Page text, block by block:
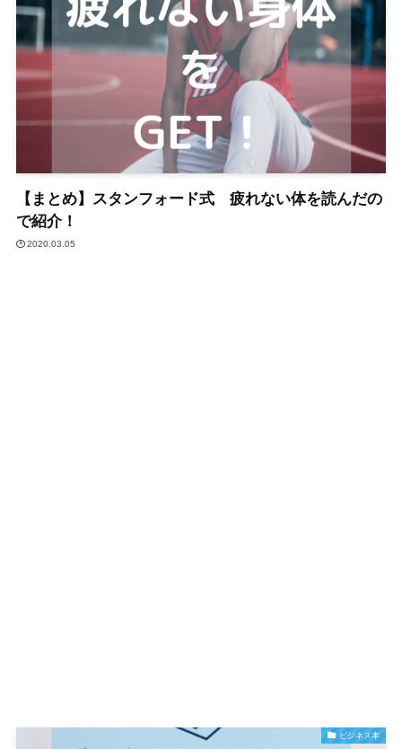
【まとめ】スタンフォード式 疲れない体を読んだの
で紹介！
2020.03.05
ビジネス本